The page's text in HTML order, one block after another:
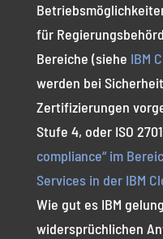
für
Bereiche (siehe IBM
werden bei
Zertifizierungen
Stufe 4, oder ISO
compliance“ im
Services in der IBM
Wie gut es IBM
widersprüchlichen